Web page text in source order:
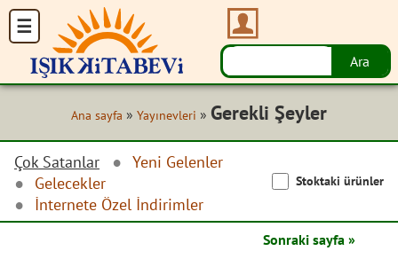
Ana sayfa » Yayınevleri » Gerekli Şeyler
Çok Satanlar
Yeni Gelenler
Gelecekler
İnternete Özel İndirimler
Stoktaki ürünler
Sonraki sayfa »